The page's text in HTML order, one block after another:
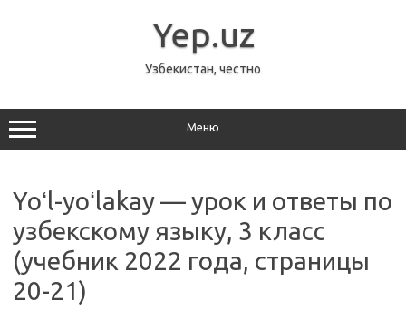
Yep.uz
Узбекистан, честно
Меню
Yoʻl-yoʻlakay — урок и ответы по
узбекскому языку, 3 класс
(учебник 2022 года, страницы
20-21)